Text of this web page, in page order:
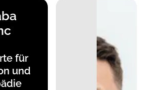
für
und